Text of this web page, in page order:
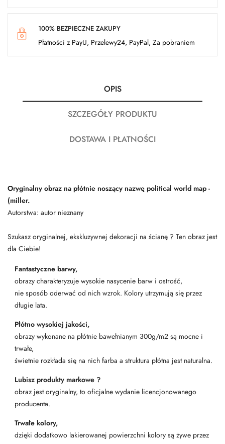
100% BEZPIECZNE ZAKUPY
Płatności z PayU, Przelewy24, PayPal, Za pobraniem
OPIS
SZCZEGÓŁY PRODUKTU
DOSTAWA I PŁATNOŚCI
Oryginalny obraz na płótnie noszący nazwę political world map -
(miller.
Autorstwa: autor nieznany
Szukasz oryginalnej, ekskluzywnej dekoracji na ścianę ? Ten obraz jest
dla Ciebie!
Fantastyczne barwy,
obrazy charakteryzuje wysokie nasycenie barw i ostrość,
nie sposób oderwać od nich wzrok. Kolory utrzymują się przez
długie lata.
Płótno wysokiej jakości,
obrazy wykonane na płótnie bawełnianym 300g/m2 są mocne i
trwałe,
świetnie rozkłada się na nich farba a struktura płótna jest naturalna.
Lubisz produkty markowe ?
obraz jest oryginalny, to oficjalne wydanie licencjonowanego
producenta.
Trwałe kolory,
dzięki dodatkowo lakierowanej powierzchni kolory są żywe przez